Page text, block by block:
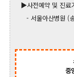
▶사전예약 및 진료
- 서울아산병원 (
중